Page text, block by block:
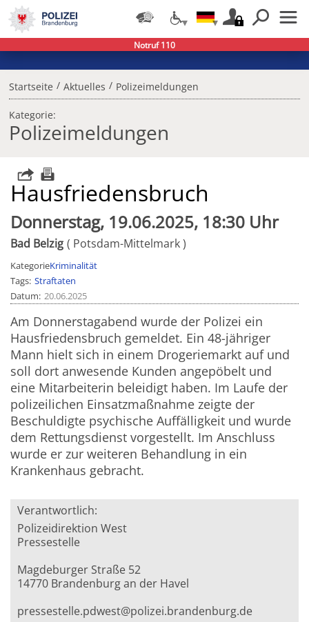
Startseite / Aktuelles / Polizeimeldungen
Kategorie:
Polizeimeldungen
Hausfriedensbruch
Donnerstag, 19.06.2025, 18:30 Uhr
Bad Belzig Potsdam-Mittelmark
KategorieKriminalität
Tags Straftaten
Datum 20.06.2025
Am Donnerstagabend wurde der Polizei ein
Hausfriedensbruch gemeldet. Ein 48-jähriger
Mann hielt sich in einem Drogeriemarkt auf und
soll dort anwesende Kunden angepöbelt und
eine Mitarbeiterin beleidigt haben. Im Laufe der
polizeilichen Einsatzmaßnahme zeigte der
Beschuldigte psychische Auffälligkeit und wurde
dem Rettungsdienst vorgestellt. Im Anschluss
wurde er zur weiteren Behandlung in ein
Krankenhaus gebracht.
Verantwortlich:
Polizeidirektion West
Pressestelle
Magdeburger Straße 52
14770 Brandenburg an der Havel
pressestelle.pdwest@polizei.brandenburg.de
Notruf 110